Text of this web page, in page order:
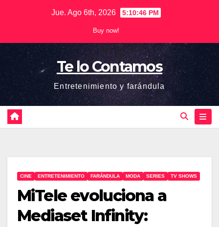
Jue. Ago 6th, 2026 5:10:47 PM
Buy now!
Te lo Contamos
Entretenimiento y farándula
CINE ENTRETENIMIENTO FARÁNDULA MODA SERIES TV SHOWS
MiTele evoluciona a
Mediaset Infinity: